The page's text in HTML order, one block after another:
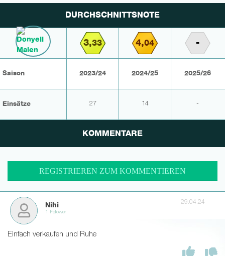
DURCHSCHNITTSNOTE
3,33 4,04 -
Saison 2023/24 2024/25 2025/26
Einsätze 27 14 -
KOMMENTARE
REGISTRIEREN ZUM KOMMENTIEREN
Nihi
1 Follower
29.04.24
Einfach verkaufen und Ruhe